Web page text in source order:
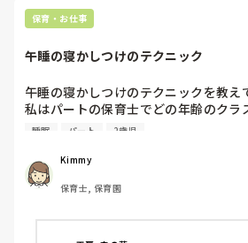
もし保育園でお昼寝してくれないとで
ら、その仕事は削れないでしょうか…
保育園のとき、2歳児クラスのみお昼寝
実習に行ったら、3.4.5歳児も
幼稚園の子と同じ年なのになぁ‥
さすがに、年長と同じ5歳児も
寝ていて、11月だったのに
ビックリしました。
って感じでした😰
我が子と同じ年の子達。
我が子が、預かり保育で遊んでる時間に
ここの子達は寝るのかぁ‥と
保育・お仕事
午睡の寝かしつけのテクニック
午睡の寝かしつけのテクニックを教え
私はパートの保育士でどの年齢のクラ
すが、2歳児の寝かしつけに苦労して
寝てくれますが、2歳になると体力が
ヤ期も重なり素直に横になってくれず
保育士の仕事を始めてやっと1年が過
睡眠 パート 2歳児
Kimmy
保育士, 保育園